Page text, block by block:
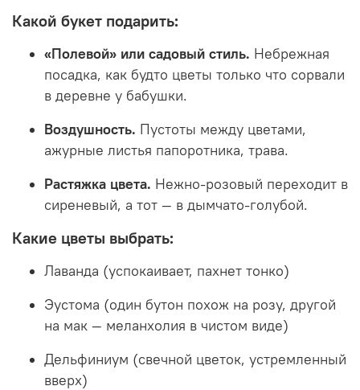
Какой букет подарить:
«Полевой» или садовый стиль. Небрежная
посадка, как будто цветы только что сорвали
в деревне у бабушки.
Воздушность. Пустоты между цветами,
ажурные листья папоротника, трава.
Растяжка цвета. Нежно-розовый переходит в
сиреневый, а тот — в дымчато-голубой.
Какие цветы выбрать:
Лаванда (успокаивает, пахнет тонко)
Эустома (один бутон похож на розу, другой
на мак — меланхолия в чистом виде)
Дельфиниум (свечной цветок, устремленный
вверх)